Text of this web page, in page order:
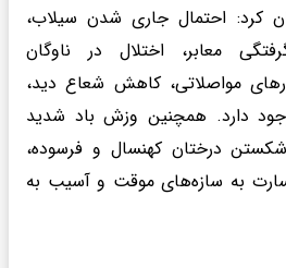
کرد: احتمال جاری شدن سیلاب،
معابر، اختلال در ناوگان
مواصلاتی، کاهش شعاع دید،
دارد. همچنین وزش باد شدید
درختان کهنسال و فرسوده،
به سازه‌های موقت و آسیب به